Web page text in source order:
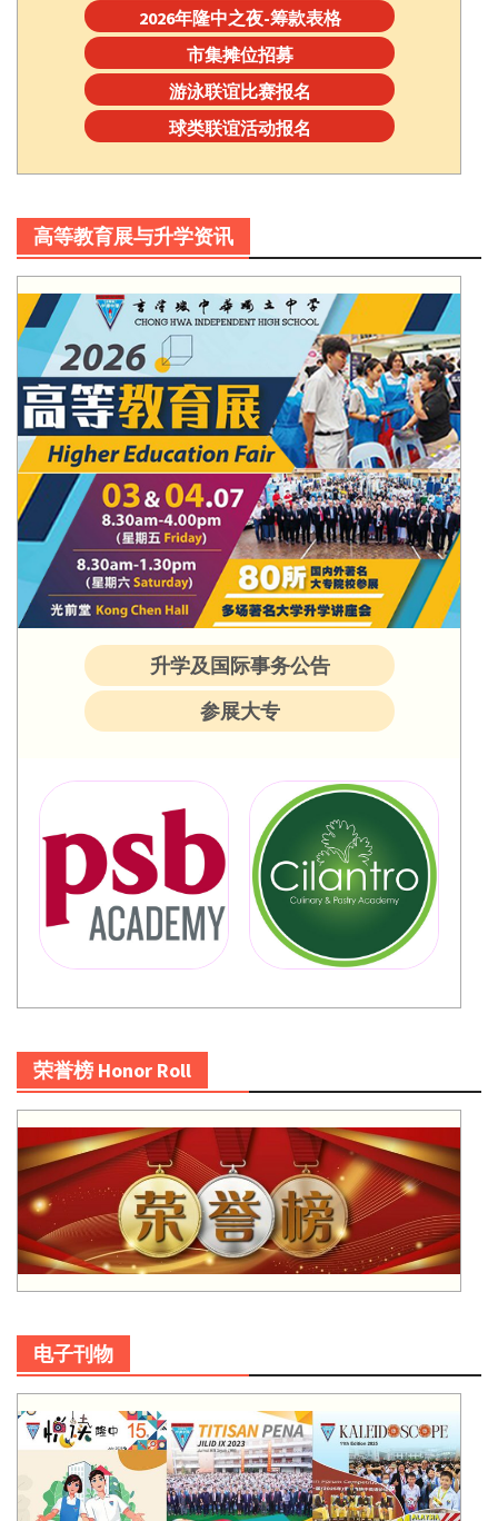
2026年隆中之夜-筹款表格
市集摊位招募
游泳联谊比赛报名
球类联谊活动报名
高等教育展与升学资讯
升学及国际事务公告
参展大专
荣誉榜 Honor Roll
电子刊物